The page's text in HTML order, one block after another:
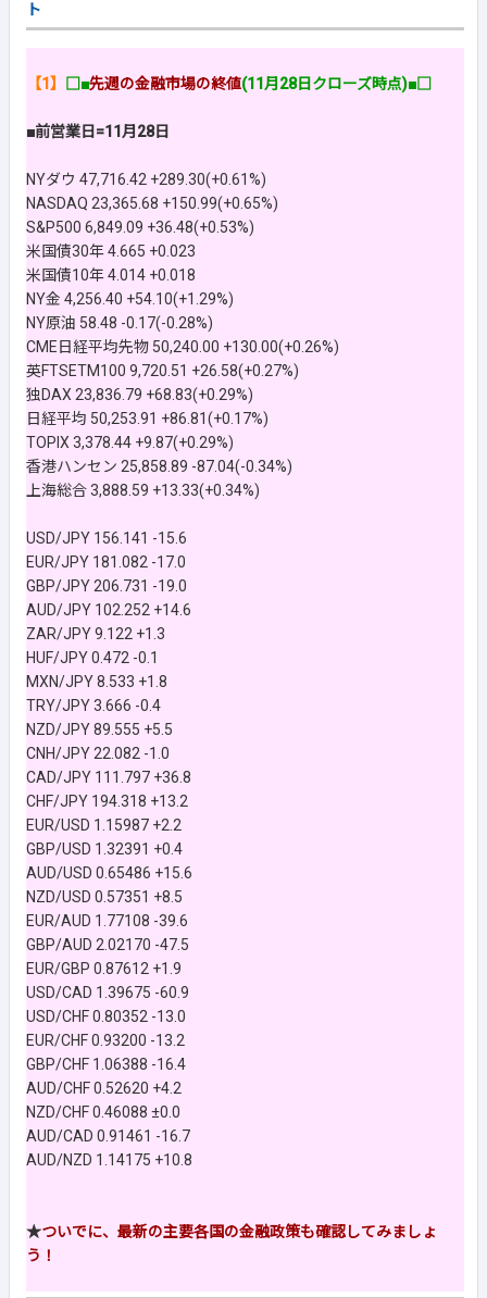
ト
【1】 □■先週の金融市場の終値(11月28日クローズ時点)■□
■前営業日=11月28日
NYダウ 47,716.42 +289.30(+0.61%)
NASDAQ 23,365.68 +150.99(+0.65%)
S&P500 6,849.09 +36.48(+0.53%)
米国債30年 4.665 +0.023
米国債10年 4.014 +0.018
NY金 4,256.40 +54.10(+1.29%)
NY原油 58.48 -0.17(-0.28%)
CME日経平均先物 50,240.00 +130.00(+0.26%)
英FTSETM100 9,720.51 +26.58(+0.27%)
独DAX 23,836.79 +68.83(+0.29%)
日経平均 50,253.91 +86.81(+0.17%)
TOPIX 3,378.44 +9.87(+0.29%)
香港ハンセン 25,858.89 -87.04(-0.34%)
上海総合 3,888.59 +13.33(+0.34%)
USD/JPY 156.141 -15.6
EUR/JPY 181.082 -17.0
GBP/JPY 206.731 -19.0
AUD/JPY 102.252 +14.6
ZAR/JPY 9.122 +1.3
HUF/JPY 0.472 -0.1
MXN/JPY 8.533 +1.8
TRY/JPY 3.666 -0.4
NZD/JPY 89.555 +5.5
CNH/JPY 22.082 -1.0
CAD/JPY 111.797 +36.8
CHF/JPY 194.318 +13.2
EUR/USD 1.15987 +2.2
GBP/USD 1.32391 +0.4
AUD/USD 0.65486 +15.6
NZD/USD 0.57351 +8.5
EUR/AUD 1.77108 -39.6
GBP/AUD 2.02170 -47.5
EUR/GBP 0.87612 +1.9
USD/CAD 1.39675 -60.9
USD/CHF 0.80352 -13.0
EUR/CHF 0.93200 -13.2
GBP/CHF 1.06388 -16.4
AUD/CHF 0.52620 +4.2
NZD/CHF 0.46088 ±0.0
AUD/CAD 0.91461 -16.7
AUD/NZD 1.14175 +10.8
★ついでに、最新の主要各国の金融政策も確認してみましょ
う！